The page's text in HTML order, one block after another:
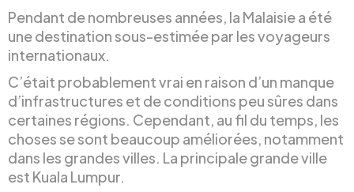
Pendant de nombreuses années, la Malaisie a été
une destination sous-estimée par les voyageurs
internationaux.
C’était probablement vrai en raison d’un manque
d’infrastructures et de conditions peu sûres dans
certaines régions. Cependant, au fil du temps, les
choses se sont beaucoup améliorées, notamment
dans les grandes villes. La principale grande ville
est Kuala Lumpur.